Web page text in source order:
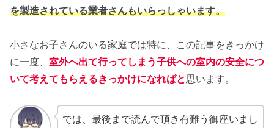
を製造されている業者さんもいらっしゃいます。
小さなお子さんのいる家庭では特に、この記事をきっかけ
に一度、 室外へ出て行ってしまう子供への室内の安全につ
いて考えてもらえるきっかけになればと思います。
では、最後まで読んで頂き有難う御座いまし